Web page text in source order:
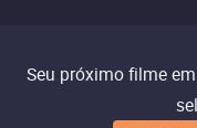
Seu próximo filme